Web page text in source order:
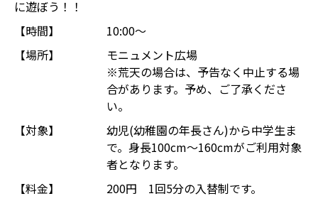
に遊ぼう！！
【時間】
10:00～
【場所】
モニュメント広場
※荒天の場合は、予告なく中止する場
合があります。予め、ご了承くださ
い。
【対象】
幼児(幼稚園の年長さん)から中学生ま
で。身長100cm～160cmがご利用対象
者となります。
【料金】
200円 1回5分の入替制です。